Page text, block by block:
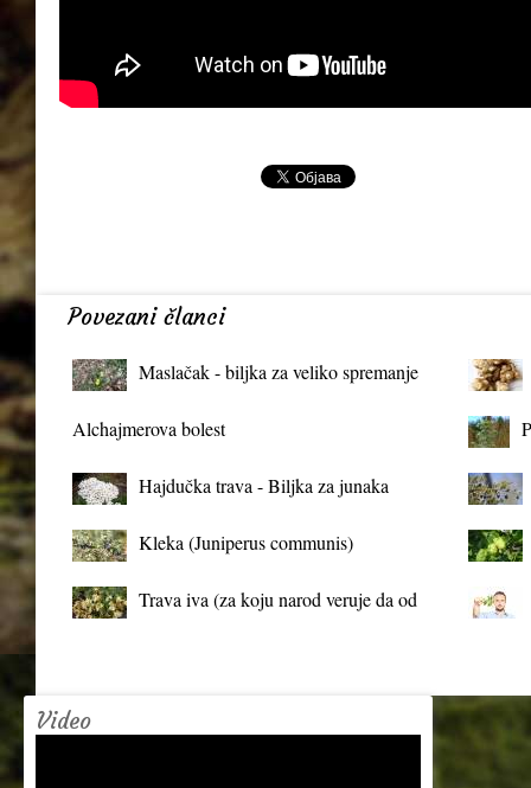
Povezani članci
Maslačak - biljka za veliko spremanje
Alchajmerova bolest
Hajdučka trava - Biljka za junaka
Kleka (Juniperus communis)
Trava iva (za koju narod veruje da od
Video